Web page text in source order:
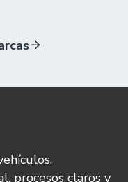
procesos claros y